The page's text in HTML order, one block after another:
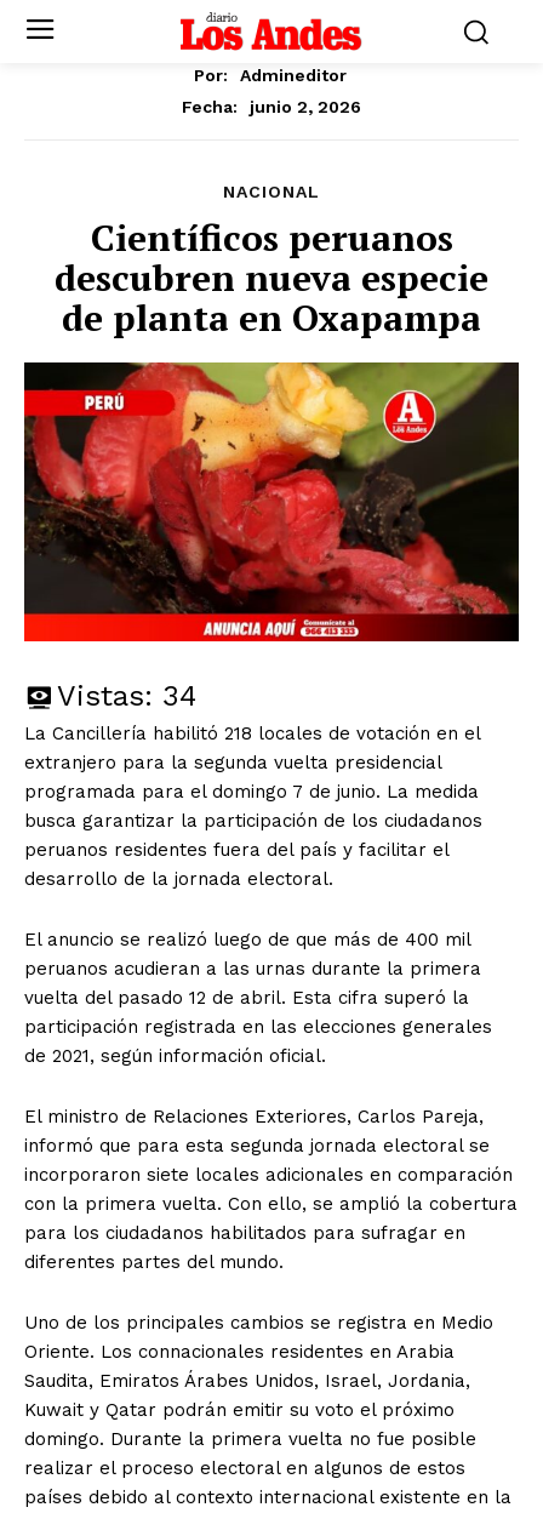
Por:
Admineditor
Fecha:
junio 2, 2026
NACIONAL
Científicos peruanos
descubren nueva especie
de planta en Oxapampa
Vistas: 34
La Cancillería habilitó 218 locales de votación en el
extranjero para la segunda vuelta presidencial
programada para el domingo 7 de junio. La medida
busca garantizar la participación de los ciudadanos
peruanos residentes fuera del país y facilitar el
desarrollo de la jornada electoral.
El anuncio se realizó luego de que más de 400 mil
peruanos acudieran a las urnas durante la primera
vuelta del pasado 12 de abril. Esta cifra superó la
participación registrada en las elecciones generales
de 2021, según información oficial.
El ministro de Relaciones Exteriores, Carlos Pareja,
informó que para esta segunda jornada electoral se
incorporaron siete locales adicionales en comparación
con la primera vuelta. Con ello, se amplió la cobertura
para los ciudadanos habilitados para sufragar en
diferentes partes del mundo.
Uno de los principales cambios se registra en Medio
Oriente. Los connacionales residentes en Arabia
Saudita, Emiratos Árabes Unidos, Israel, Jordania,
Kuwait y Qatar podrán emitir su voto el próximo
domingo. Durante la primera vuelta no fue posible
realizar el proceso electoral en algunos de estos
países debido al contexto internacional existente en la